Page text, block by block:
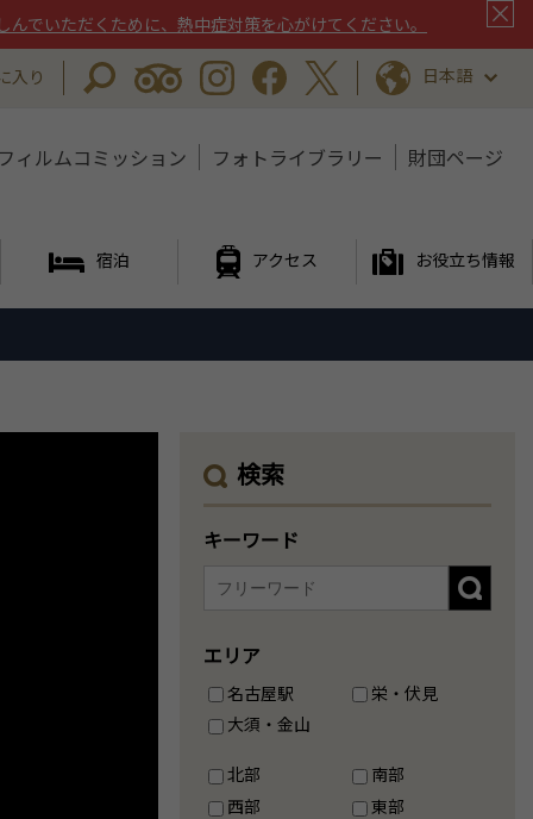
でいただくために、熱中症対策を心がけてください。
入り 日本語
ィルムコミッション フォトライブラリー 財団ページ
宿泊 アクセス お役立ち情報
検索
キーワード
エリア
名古屋駅
栄・伏見
大須・金山
北部
南部
西部
東部